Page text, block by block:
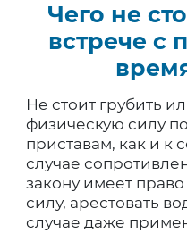
Чего не
встрече с
Не стоит грубить
физическую силу
приставам, как и к
случае
закону имеет
силу, арестовать
случае даже